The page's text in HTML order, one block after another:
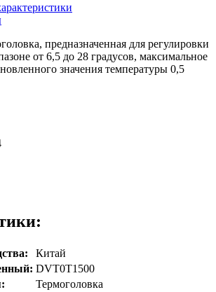
предназначенная для регулировки
от 6,5 до 28 градусов, максимальное
значения температуры 0,5
Китай
DVT0T1500
Термоголовка